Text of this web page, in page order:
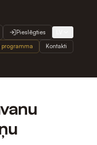
Pieslēgties
programma Kontakti